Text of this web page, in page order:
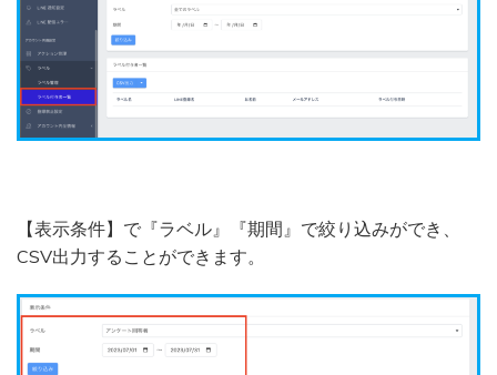
【表示条件】で『ラベル』『期間』で絞り込みができ、
CSV出力することができます。